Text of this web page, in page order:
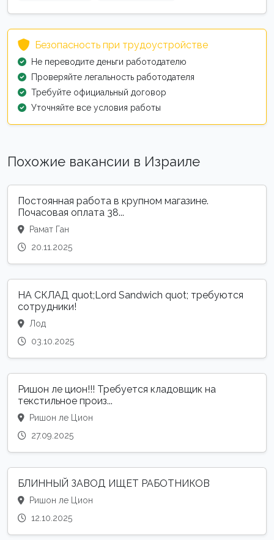
Безопасность при трудоустройстве
Не переводите деньги работодателю
Проверяйте легальность работодателя
Требуйте официальный договор
Уточняйте все условия работы
Похожие вакансии в Израиле
Постоянная работа в крупном магазине.
Почасовая оплата 38...
Рамат Ган
20.11.2025
НА СКЛАД quot;Lord Sandwich quot; требуются
сотрудники!
Лод
03.10.2025
Ришон ле цион!!! Требуется кладовщик на
текстильное произ...
Ришон ле Цион
27.09.2025
БЛИННЫЙ ЗАВОД ИЩЕТ РАБОТНИКОВ
Ришон ле Цион
12.10.2025